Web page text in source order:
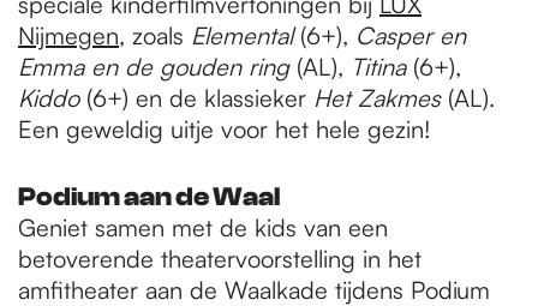
Nijmegen, zoals Elemental(6+), Casper en
Emma en de gouden ring(AL), Titina(6+),
Kiddo(6+) en de klassieker Het Zakmes(AL).
Een geweldig uitje voor het hele gezin!
Podium aan de Waal
Geniet samen met de kids van een
betoverende theatervoorstelling in het
amfitheater aan de Waalkade tijdens Podium